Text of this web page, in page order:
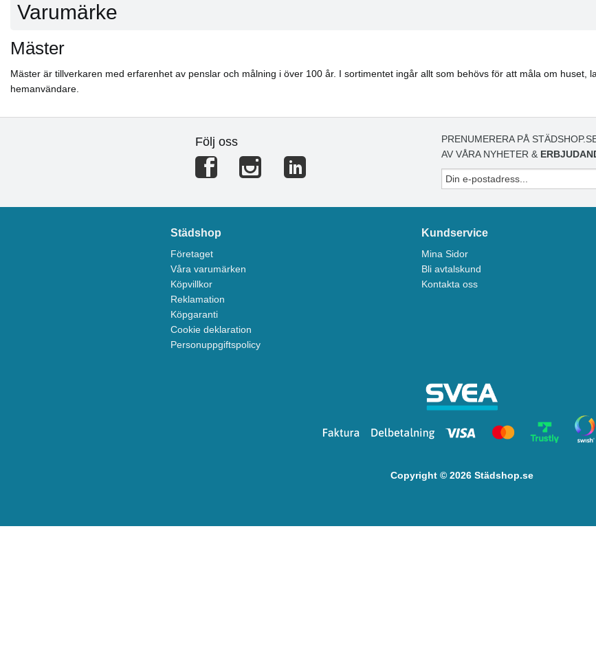
Varumärke
Mäster
Mäster är tillverkaren med erfarenhet av penslar och målning i över 100 år. I sortimentet ingår allt som behövs för att måla om huset,
hemanvändare.
Följ oss
PRENUMERERA PÅ
AV VÅRA NYHETER &
Städshop
Företaget
Våra varumärken
Köpvillkor
Reklamation
Köpgaranti
Cookie deklaration
Personuppgiftspolicy
Kundservice
Mina Sidor
Bli avtalskund
Kontakta oss
Copyright © 2026 Städshop.se